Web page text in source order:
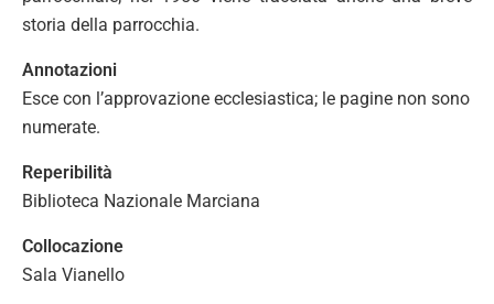
storia della parrocchia.
Annotazioni
Esce con l’approvazione ecclesiastica; le pagine non sono
numerate.
Reperibilità
Biblioteca Nazionale Marciana
Collocazione
Sala Vianello